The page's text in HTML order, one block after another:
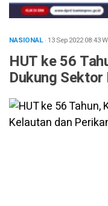
NASIONAL· 13 Sep 202208:43
HUT ke 56
Dukung